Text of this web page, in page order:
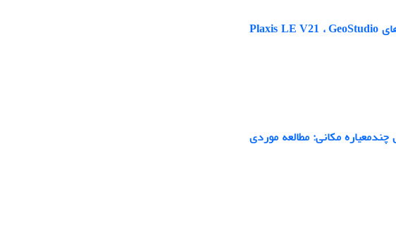
تحلیل مقایسه‌ای آنالیز احتمالاتی پایداری شیب با استفاده از نرم‌افزارهای Plaxis LE V21 ، GeoStudio
مکانی: مطالعه موردی